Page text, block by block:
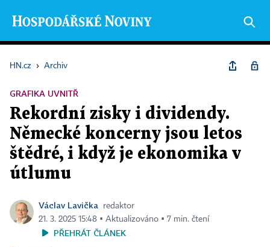
HN.cz › Archiv
GRAFIKA UVNITŘ
Rekordní zisky i dividendy.
Německé koncerny jsou letos
štědré, i když je ekonomika v
útlumu
Václav Lavička
redaktor
21. 3. 2025 15:48 ▪ Aktualizováno ▪ 7 min. čtení
PŘEHRÁT ČLÁNEK